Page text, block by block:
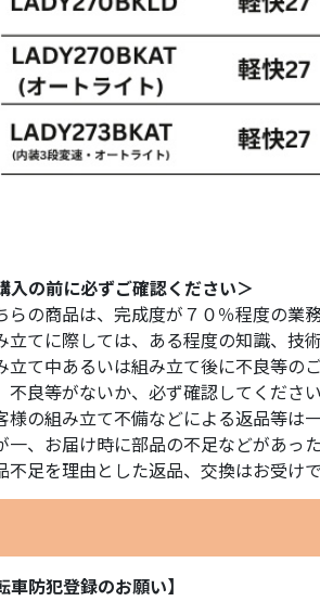
入の前に必ずご確認ください＞
らの商品は、完成度が７０％程度の業
立てに際しては、ある程度の知識、技術
立て中あるいは組み立て後に不良等の
不良等がないか、必ず確認してください
様の組み立て不備などによる返品等は
一、お届け時に部品の不足などがあっ
不足を理由とした返品、交換はお受けで
車防犯登録のお願い】